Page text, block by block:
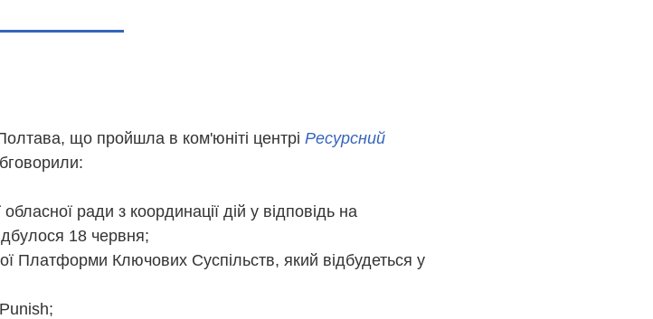
Полтава, що пройшла в ком'юніті центрі Ресурсний
ради з координації дій у відповідь на
18 червня;
Платформи Ключових Суспільств, який відбудеться у